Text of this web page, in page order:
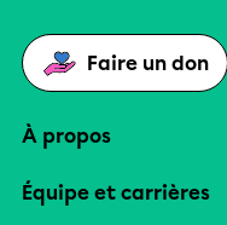
Faire un don
À propos
Équipe et carrières